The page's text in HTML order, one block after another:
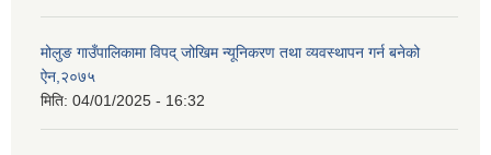
मोलुङ गाउँपालिकामा विपद् जोखिम न्यूनिकरण तथा व्यवस्थापन गर्न बनेको
ऐन,२०७५
मिति: 04/01/2025 - 16:32